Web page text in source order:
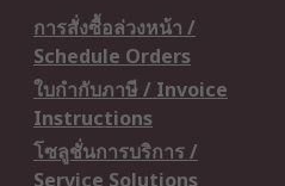
การสั่งซื้อล่วงหน้า /
Schedule Orders
ใบกำกับภาษี / Invoice
Instructions
โซลูชั่นการบริการ /
Service Solutions